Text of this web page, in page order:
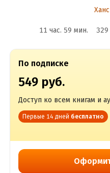
11 час. 59 мин.
По подписке
549 руб.
Доступ ко всем книгам и
Первые 14 дней бесплатно